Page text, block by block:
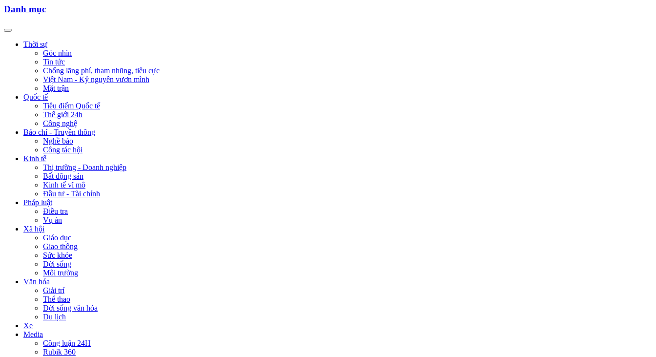
Danh mục
Thời sự
Góc nhìn
Tin tức
Chống lãng phí, tham nhũng, tiêu cực
Việt Nam - Kỷ nguyên vươn mình
Mặt trận
Quốc tế
Tiêu điểm Quốc tế
Thế giới 24h
Công nghệ
Báo chí - Truyền thông
Nghề báo
Công tác hội
Kinh tế
Thị trường - Doanh nghiệp
Bất động sản
Kinh tế vĩ mô
Đầu tư - Tài chính
Pháp luật
Điều tra
Vụ án
Xã hội
Giáo dục
Giao thông
Sức khỏe
Đời sống
Môi trường
Văn hóa
Giải trí
Thể thao
Đời sống văn hóa
Du lịch
Xe
Media
Công luận 24H
Rubik 360